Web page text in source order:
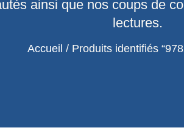
ainsi que nos coups de
lectures.
Accueil / Produits identifiés